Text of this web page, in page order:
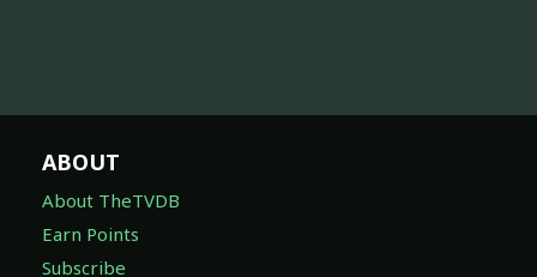
ABOUT
About TheTVDB
Earn Points
Subscribe